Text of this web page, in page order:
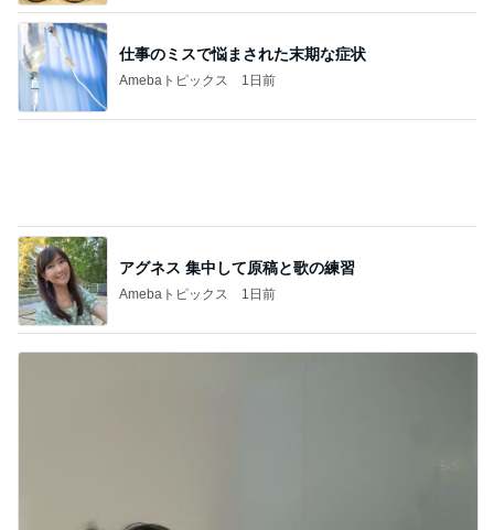
アグネス 集中して原稿と歌の練習
Amebaトピックス 1日前